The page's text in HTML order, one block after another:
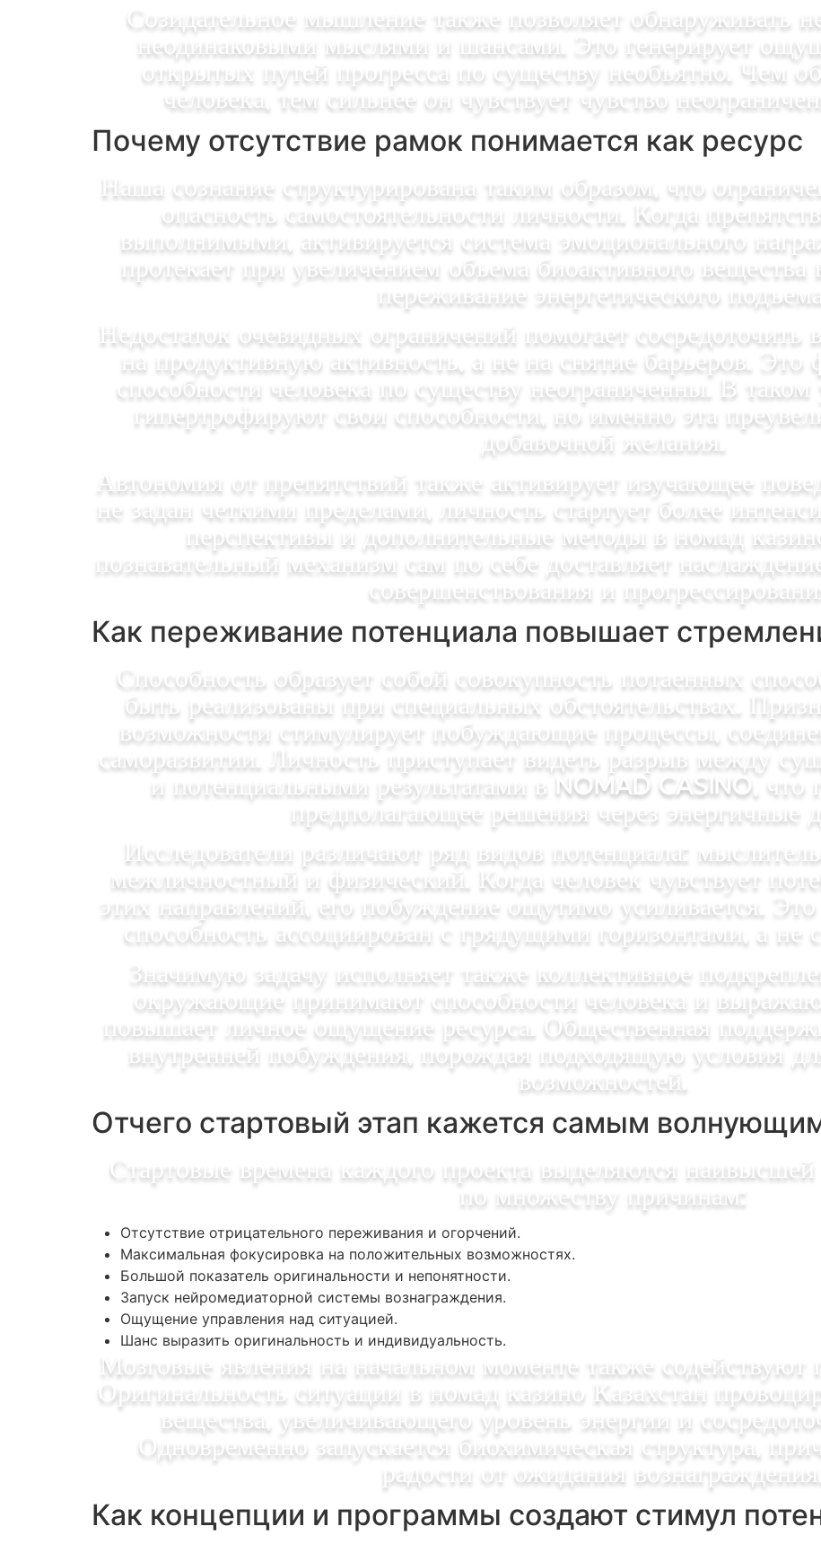
Созидательное мышление также позволяет обнаруживать
неодинаковыми мыслями и шансами. Это генерирует
открытых путей прогресса по существу необъятно. Чем
человека, тем сильнее он чувствует чувство
Почему отсутствие рамок понимается как ресурс
Наша сознание структурирована таким образом, что
опасность самостоятельности личности. Когда
выполнимыми, активируется система эмоционального
протекает при увеличением объема биоактивного
переживание энергетического подъема.
Недостаток очевидных ограничений помогает
на продуктивную активность, а не на снятие барьеров. Это
способности человека по существу неограниченны. В
гипертрофируют свои способности, но именно эта
добавочной желания.
Автономия от препятствий также активирует изучающее
не задан четкими пределами, личность стартует более
перспективы и дополнительные методы в номад
познавательный механизм сам по себе доставляет
совершенствования и
Как переживание потенциала повышает
Способность образует собой совокупность потаенных
быть реализованы при специальных обстоятельствах.
возможности стимулирует побуждающие процессы,
саморазвитии. Личность приступает видеть разрыв между
и потенциальными результатами в nomad casino, что
предполагающее решения через энергичные
Исследователи различают ряд видов потенциала:
межличностный и физический. Когда человек чувствует
этих направлений, его побуждение ощутимо усиливается.
способность ассоциирован с грядущими горизонтами, а не
Значимую задачу исполняет также коллективное
окружающие принимают способности человека и
повышает личное ощущение ресурса. Общественная
внутренней побуждения, порождая подходящую условия
возможностей.
Отчего стартовый этап кажется самым
Стартовые времена каждого проекта выделяются наивысшей
по множеству причинам:
Отсутствие отрицательного переживания и огорчений.
Максимальная фокусировка на положительных возможностях.
Большой показатель оригинальности и непонятности.
Запуск нейромедиаторной системы вознаграждения.
Ощущение управления над ситуацией.
Шанс выразить оригинальность и индивидуальность.
Мозговые явления на начальном моменте также содействуют
Оригинальность ситуации в номад казино Казахстан
вещества, увеличивающего уровень энергии и
Одновременно запускается биохимическая структура,
радости от ожидания вознаграждения.
Как концепции и программы создают стимул